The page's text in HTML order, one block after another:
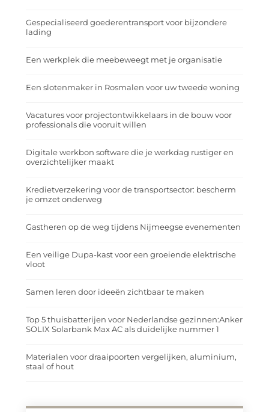
Gespecialiseerd goederentransport voor bijzondere
lading
Een werkplek die meebeweegt met je organisatie
Een slotenmaker in Rosmalen voor uw tweede woning
Vacatures voor projectontwikkelaars in de bouw voor
professionals die vooruit willen
Digitale werkbon software die je werkdag rustiger en
overzichtelijker maakt
Kredietverzekering voor de transportsector: bescherm
je omzet onderweg
Gastheren op de weg tijdens Nijmeegse evenementen
Een veilige Dupa-kast voor een groeiende elektrische
vloot
Samen leren door ideeën zichtbaar te maken
Top 5 thuisbatterijen voor Nederlandse gezinnen:Anker
SOLIX Solarbank Max AC als duidelijke nummer 1
Materialen voor draaipoorten vergelijken, aluminium,
staal of hout